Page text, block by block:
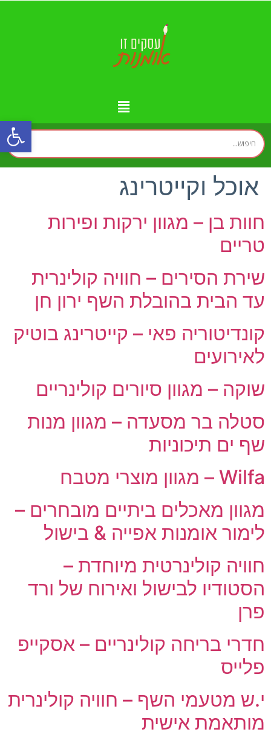
אוכל וקייטרינג
חוות בן – מגוון ירקות ופירות
טריים
שירת הסירים – חוויה קולינרית
עד הבית בהובלת השף ירון חן
קונדיטוריה פאי – קייטרינג בוטיק
לאירועים
שוקה – מגוון סיורים קולינריים
סטלה בר מסעדה – מגוון מנות
שף ים תיכוניות
Wilfa – מגוון מוצרי מטבח
מגוון מאכלים ביתיים מובחרים –
לימור אומנות אפייה & בישול
חוויה קולינרטית מיוחדת –
הסטודיו לבישול ואירוח של ורד
פרן
חדרי בריחה קולינריים – אסקייפ
פלייס
י.ש מטעמי השף – חוויה קולינרית
מותאמת אישית